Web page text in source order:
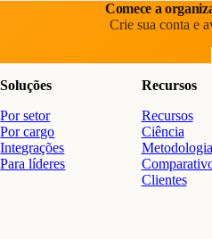
Comece a
Crie sua conta e
Soluções
Por setor
Por cargo
Integrações
Para líderes
Recursos
Recursos
Ciência
Metodologia
Clientes